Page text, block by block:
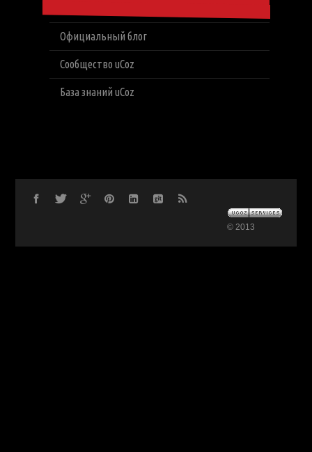
Официальный блог
Сообщество uCoz
База знаний uCoz
© 2013